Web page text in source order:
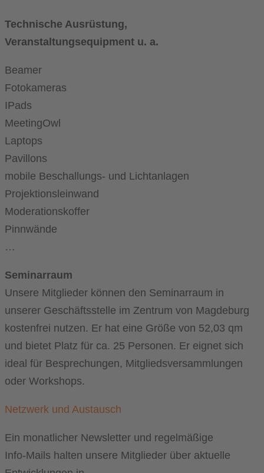
Technische Ausrüstung,
Veranstaltungsequipment u. a.
Beamer
Fotokameras
IPads
MeetingOwl
Laptops
Pavillons
mobile Beschallungs- und Lichtanlagen
Projektionsleinwand
Moderationskoffer
Pinnwände
…
Seminarraum
Unsere Mitglieder können den Seminarraum in
unserer Geschäftsstelle im Zentrum von Magdeburg
kostenfrei nutzen. Er hat eine Größe von 52,03 qm
und bietet Platz für ca. 25 Personen. Er eignet sich
ideal für Besprechungen, Mitgliedsversammlungen
oder Workshops.
Netzwerk und Austausch
Ein monatlicher Newsletter und regelmäßige
Info-Mails halten unsere Mitglieder über aktuelle